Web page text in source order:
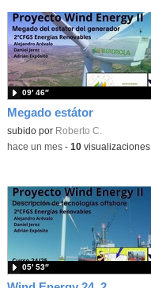
Megado estátor
Contenido educativo.
subido por Roberto C.
09′ 46″
-hace un mes- 10visualizaciones
05′ 53″